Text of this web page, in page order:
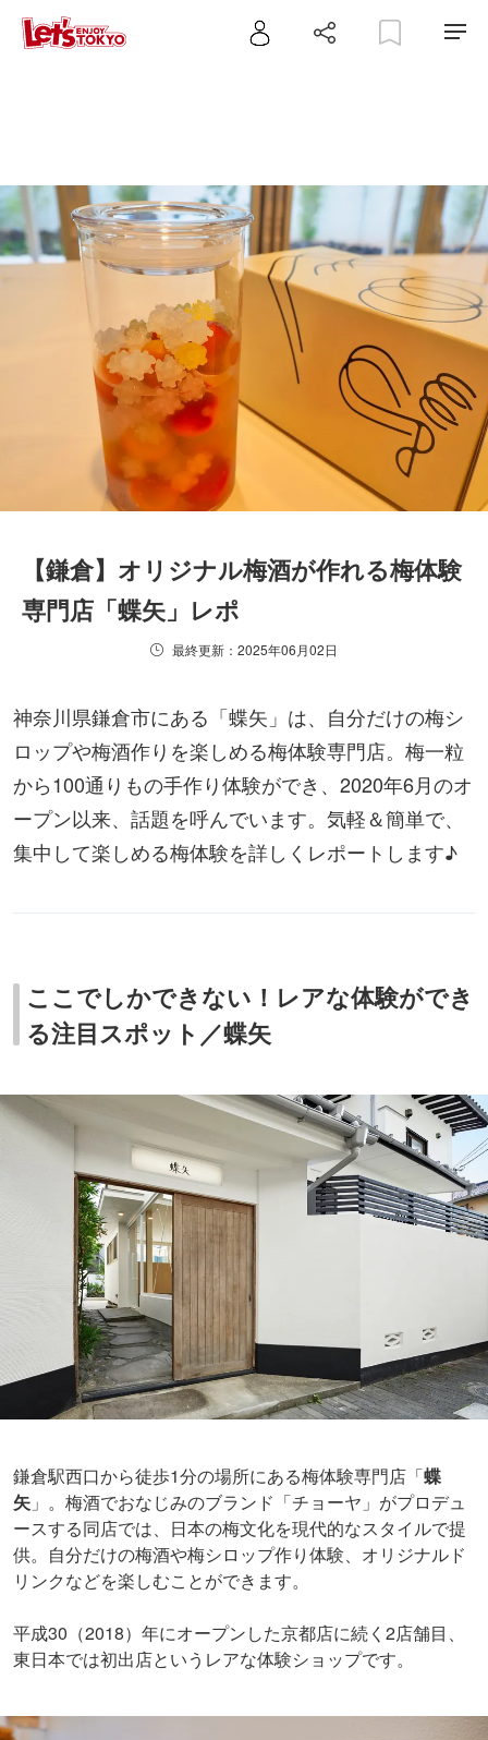
【鎌倉】オリジナル梅酒が作れる梅体験
専門店「蝶矢」レポ
最終更新：2025年06月02日
神奈川県鎌倉市にある「蝶矢」は、自分だけの梅シ
ロップや梅酒作りを楽しめる梅体験専門店。梅一粒
から100通りもの手作り体験ができ、2020年6月のオ
ープン以来、話題を呼んでいます。気軽＆簡単で、
集中して楽しめる梅体験を詳しくレポートします♪
ここでしかできない！レアな体験ができ
る注目スポット／蝶矢
鎌倉駅西口から徒歩1分の場所にある梅体験専門店「蝶
矢 」。梅酒でおなじみのブランド「チョーヤ」がプロデュ
ースする同店では、日本の梅文化を現代的なスタイルで提
供。自分だけの梅酒や梅シロップ作り体験、オリジナルド
リンクなどを楽しむことができます。
平成30（2018）年にオープンした京都店に続く2店舗目、
東日本では初出店というレアな体験ショップです。